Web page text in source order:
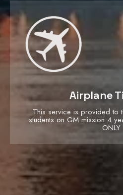
Airplane
This service is provided to
students on GM mission 4
ONLY